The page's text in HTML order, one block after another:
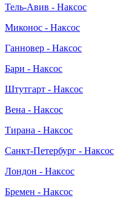
Тель-Авив - Наксос
Миконос - Наксос
Ганновер - Наксос
Бари - Наксос
Штутгарт - Наксос
Вена - Наксос
Тирана - Наксос
Санкт-Петербург - Наксос
Лондон - Наксос
Бремен - Наксос